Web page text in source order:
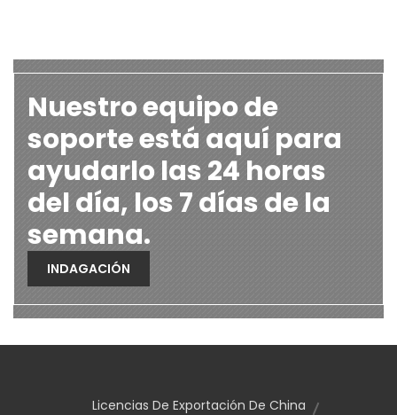
Nuestro equipo de
soporte está aquí para
ayudarlo las 24 horas
del día, los 7 días de la
semana.
INDAGACIÓN
Licencias De Exportación De China